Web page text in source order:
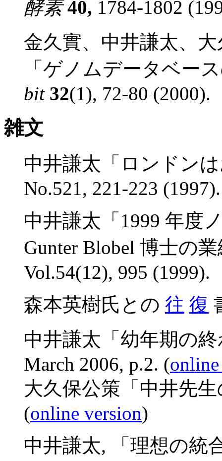
酵素 40, 1784-1802
金久實、中井謙太、
「ゲノムデータベー
bit 32(1), 72-80 (2000).
雑文
中井謙太「ロンドン
No.521, 221-223 (1997).
中井謙太「1999 年度
Gunter Blobel 博士の
Vol.54(12), 995 (1999).
森本英樹氏との 往 復
中井謙太「幼年期の
March 2006, p.2. (
大久保公策「中井先
(online version)
中井謙太, 「理想の統